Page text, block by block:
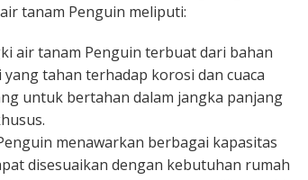
tanam Penguin meliputi:
air tanam Penguin terbuat dari bahan
tahan terhadap korosi dan cuaca
untuk bertahan dalam jangka panjang
menawarkan berbagai kapasitas
disesuaikan dengan kebutuhan rumah